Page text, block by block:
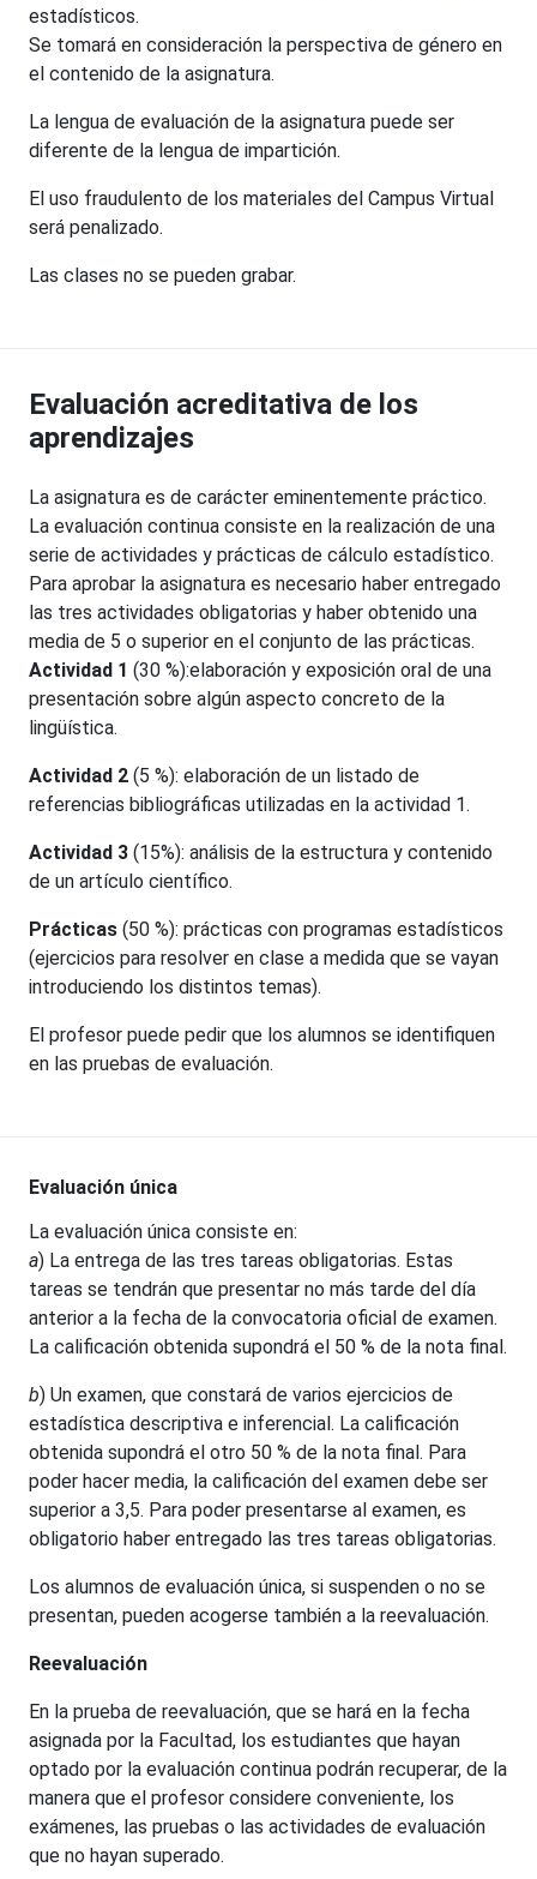
estadísticos.
Se tomará en consideración la perspectiva de género en
el contenido de la asignatura.
La lengua de evaluación de la asignatura puede ser
diferente de la lengua de impartición.
El uso fraudulento de los materiales del Campus Virtual
será penalizado.
Las clases no se pueden grabar.
Evaluación acreditativa de los
aprendizajes
La asignatura es de carácter eminentemente práctico.
La evaluación continua consiste en la realización de una
serie de actividades y prácticas de cálculo estadístico.
Para aprobar la asignatura es necesario haber entregado
las tres actividades obligatorias y haber obtenido una
media de 5 o superior en el conjunto de las prácticas.
Actividad 1 (30 %):elaboración y exposición oral de una
presentación sobre algún aspecto concreto de la
lingüística.
Actividad 2 (5 %): elaboración de un listado de
referencias bibliográficas utilizadas en la actividad 1.
Actividad 3 (15%): análisis de la estructura y contenido
de un artículo científico.
Prácticas (50 %): prácticas con programas estadísticos
(ejercicios para resolver en clase a medida que se vayan
introduciendo los distintos temas).
El profesor puede pedir que los alumnos se identifiquen
en las pruebas de evaluación.
Evaluación única
La evaluación única consiste en:
a) La entrega de las tres tareas obligatorias. Estas
tareas se tendrán que presentar no más tarde del día
anterior a la fecha de la convocatoria oficial de examen.
La calificación obtenida supondrá el 50 % de la nota final.
b) Un examen, que constará de varios ejercicios de
estadística descriptiva e inferencial. La calificación
obtenida supondrá el otro 50 % de la nota final. Para
poder hacer media, la calificación del examen debe ser
superior a 3,5. Para poder presentarse al examen, es
obligatorio haber entregado las tres tareas obligatorias.
Los alumnos de evaluación única, si suspenden o no se
presentan, pueden acogerse también a la reevaluación.
Reevaluación
En la prueba de reevaluación, que se hará en la fecha
asignada por la Facultad, los estudiantes que hayan
optado por la evaluación continua podrán recuperar, de la
manera que el profesor considere conveniente, los
exámenes, las pruebas o las actividades de evaluación
que no hayan superado.